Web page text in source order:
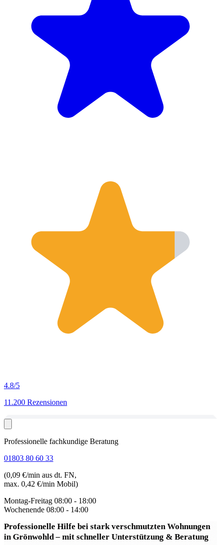
4.8/5
11.200 Rezensionen
Professionelle fachkundige Beratung
01803 80 60 33
(0,09 €/min aus dt. FN,
max. 0,42 €/min Mobil)
Montag-Freitag 08:00 - 18:00
Wochenende 08:00 - 14:00
Professionelle Hilfe bei stark verschmutzten Wohnungen
in Grönwohld– mit schneller Unterstützung & Beratung